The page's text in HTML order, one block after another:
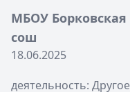
МБОУ Борковская
сош
18.06.2025
деятельность: Другое